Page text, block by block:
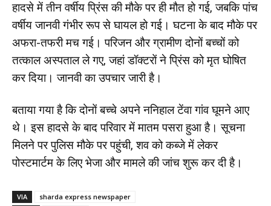
हादसे में तीन वर्षीय प्रिंस की मौके पर ही मौत हो गई, जबकि पांच
वर्षीय जानवी गंभीर रूप से घायल हो गई। घटना के बाद मौके पर
अफरा-तफरी मच गई। परिजन और ग्रामीण दोनों बच्चों को
तत्काल अस्पताल ले गए, जहां डॉक्टरों ने प्रिंस को मृत घोषित
कर दिया। जानवी का उपचार जारी है।
बताया गया है कि दोनों बच्चे अपने ननिहाल टेंवा गांव घूमने आए
थे। इस हादसे के बाद परिवार में मातम पसरा हुआ है। सूचना
मिलने पर पुलिस मौके पर पहुंची, शव को कब्जे में लेकर
पोस्टमार्टम के लिए भेजा और मामले की जांच शुरू कर दी है।
VIA
sharda express newspaper